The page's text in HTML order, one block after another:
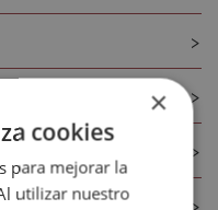
×
cookies
para mejorar la
utilizar nuestro